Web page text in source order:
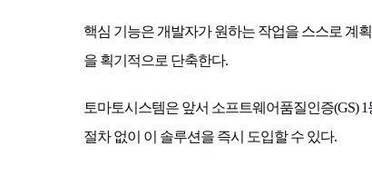
핵심 기능은 개발자가 원하는 작업을 스스로 계
을 획기적으로 단축한다.
토마토시스템은 앞서 소프트웨어품질인증(GS)
절차 없이 이 솔루션을 즉시 도입할 수 있다.